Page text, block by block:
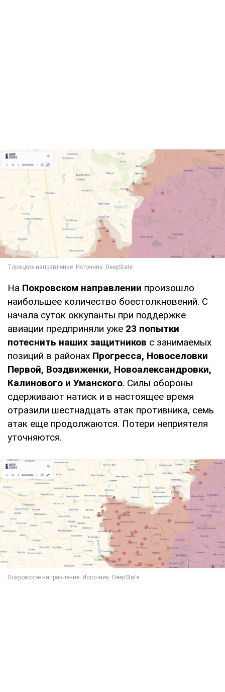
На Покровском направлении произошло
наибольшее количество боестолкновений. С
начала суток оккупанты при поддержке
авиации предприняли уже 23 попытки
потеснить наших защитников с занимаемых
позиций в районах Прогресса, Новоселовки
Первой, Воздвиженки, Новоалександровки,
Калинового и Уманского. Силы обороны
сдерживают натиск и в настоящее время
отразили шестнадцать атак противника, семь
атак еще продолжаются. Потери неприятеля
уточняются.